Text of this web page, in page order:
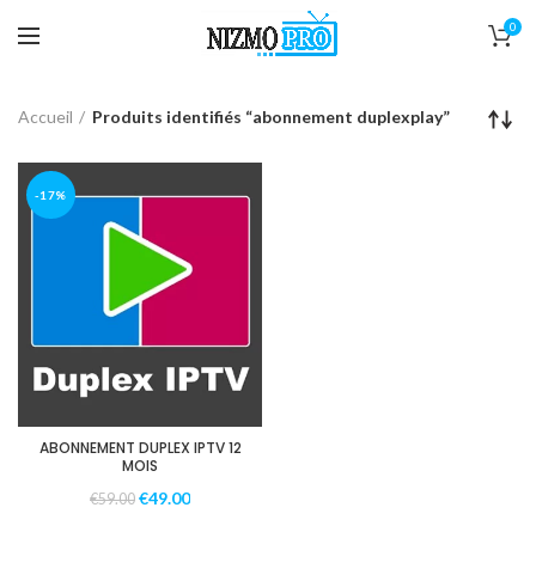
0
Accueil Produits identifiés “abonnement duplexplay”
-17%
ABONNEMENT DUPLEX IPTV 12
MOIS
€59.00 €49.00